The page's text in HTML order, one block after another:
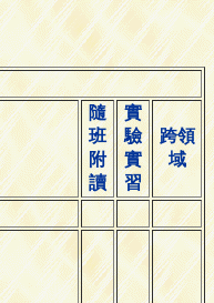
隨
班
附
讀
實
驗
實
習
跨領
域